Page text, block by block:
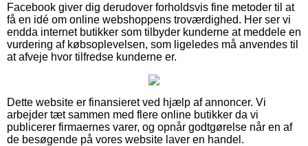
Facebook giver dig derudover forholdsvis fine metoder til at
få en idé om online webshoppens troværdighed. Her ser vi
endda internet butikker som tilbyder kunderne at meddele en
vurdering af købsoplevelsen, som ligeledes må anvendes til
at afveje hvor tilfredse kunderne er.
Dette website er finansieret ved hjælp af annoncer. Vi
arbejder tæt sammen med flere online butikker da vi
publicerer firmaernes varer, og opnår godtgørelse når en af
de besøgende på vores website laver en handel.